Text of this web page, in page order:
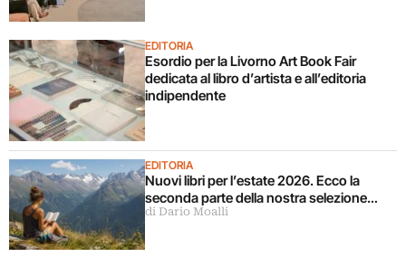
EDITORIA
Esordio per la Livorno Art Book Fair
dedicata al libro d’artista e all’editoria
indipendente
EDITORIA
Nuovi libri per l’estate 2026. Ecco la
seconda parte della nostra selezione…
di Dario Moalli